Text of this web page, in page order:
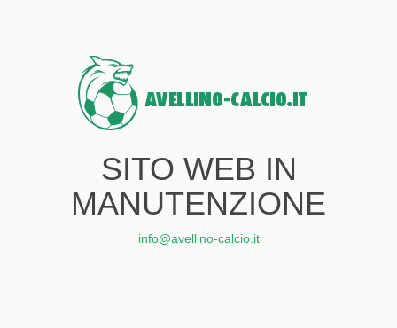
SITO WEB IN
MANUTENZIONE
info@avellino-calcio.it